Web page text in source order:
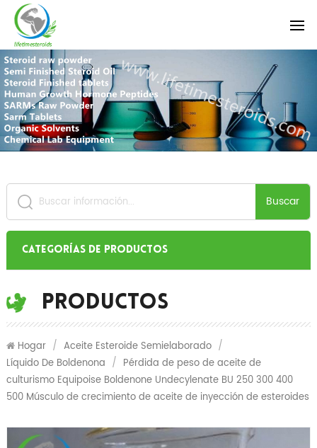
Buscar
Categorías de productos
Productos
Hogar / Aceite Esteroide Semielaborado /
Líquido De Boldenona / Pérdida de peso de aceite de
culturismo Equipoise Boldenone Undecylenate BU 250 300 400
500 Músculo de crecimiento de aceite de inyección de esteroides